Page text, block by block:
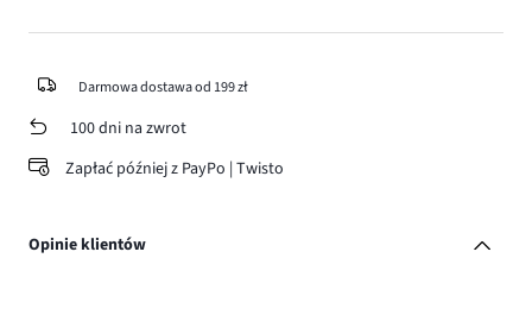
Darmowa dostawa od 199 zł
100 dni na zwrot
Zapłać później z PayPo | Twisto
Opinie klientów